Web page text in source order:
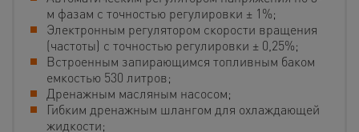
м фазам с точностью регулировки ± 1%;
Электронным регулятором скорости вращения
(частоты) с точностью регулировки ± 0,25%;
Встроенным запирающимся топливным баком
емкостью 530 литров;
Дренажным масляным насосом;
Гибким дренажным шлангом для охлаждающей
жидкости;